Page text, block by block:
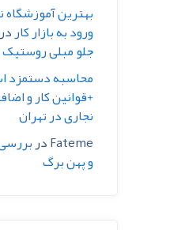
بهترین آموزشگاه
ورود به بازار کاردر
جلو مبلی روستیک
محاسبه دستمزد
+قوانین کار و
نجاری در تهران
Fatemeدر
و پهن برگ